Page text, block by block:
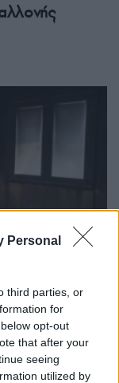
Personal
third parties, or
for
opt-out
that after your
seeing
utilized by